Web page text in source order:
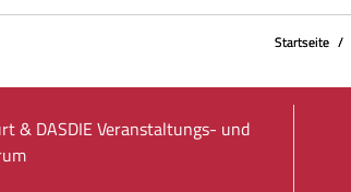
Startseite
& DASDIE Veranstaltungs- und